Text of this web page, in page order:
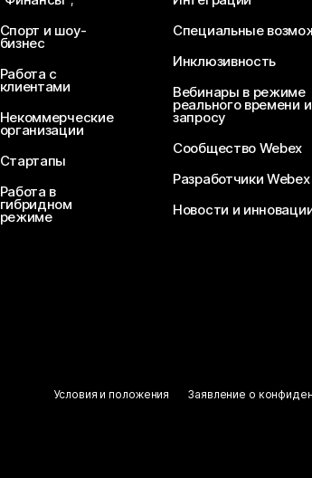
Спорт и шоу-
бизнес
Работа с
клиентами
Некоммерческие
организации
Стартапы
Работа в
гибридном
режиме
Специальные
Инклюзивность
Вебинары в режиме
реального времени
запросу
Сообщество Webex
Разработчики Webex
Новости и
Условия и положения Заявление о